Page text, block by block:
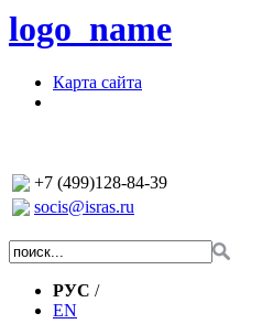
logo_name
Карта сайта
+7 (499)128-84-39
socis@isras.ru
РУС /
EN